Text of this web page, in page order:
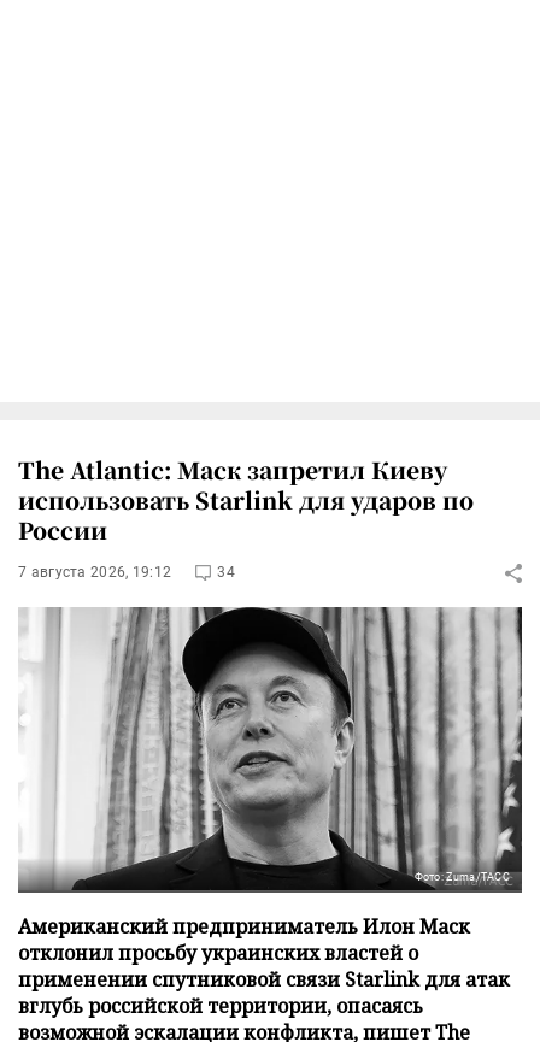
The Atlantic: Маск запретил Киеву
использовать Starlink для ударов по
России
7 августа 2026, 19:12 34
Фото: Zuma/ТАСС
Американский предприниматель Илон Маск
отклонил просьбу украинских властей о
применении спутниковой связи Starlink для атак
вглубь российской территории, опасаясь
возможной эскалации конфликта, пишет The